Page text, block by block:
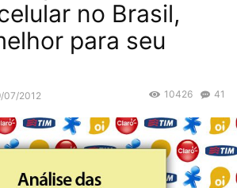
no Brasil,
para seu
07/2012 41
10426